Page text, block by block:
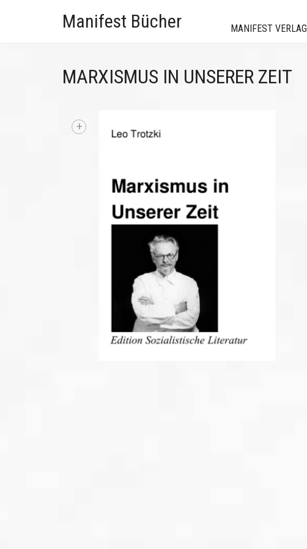
Manifest Bücher MANIFEST VERLAG
MARXISMUS IN UNSERER ZEIT
+